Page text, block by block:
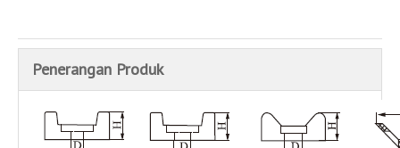
Penerangan Produk